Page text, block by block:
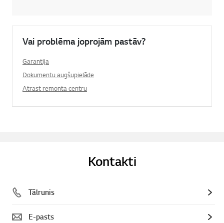
Vai problēma joprojām pastāv?
Garantija
Dokumentu augšupielāde
Atrast remonta centru
Kontakti
Tālrunis
E-pasts